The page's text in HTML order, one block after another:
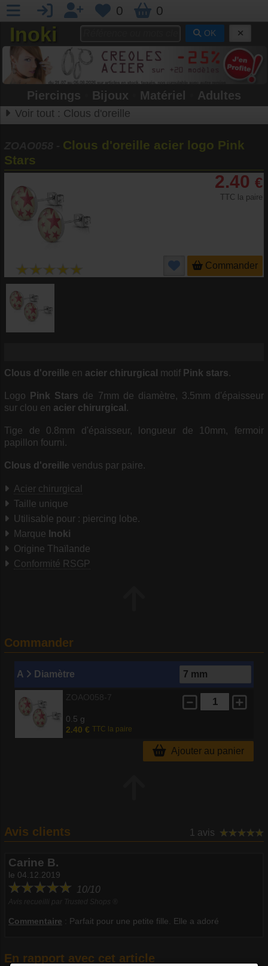
0 0
Inoki OK
Piercings Bijoux Matériel Adultes
Voir tout : Clous d'oreille
Clous d'oreille acier logo Pink
Stars
2.40 €
TTC la paire
Commander
Clous d'oreille en acier chirurgical motif Pink stars.
Logo Pink Stars de 7mm de diamètre, 3.5mm d'épaisseur
sur clou en acier chirurgical .
Tige de 0.8mm d'épaisseur, longueur de 10mm, fermoir
papillon fourni.
Clous d'oreille vendus par paire.
Acier chirurgical
Taille unique
Utilisable pour : piercing lobe.
Marque Inoki
Origine Thaïlande
Conformité RSGP
Commander
A Diamètre
0.5 g
2.40 € TTC la paire
Ajouter au panier
Avis clients 1 avis
Carine B.
le 04.12.2019
10/10
Commentaire : Parfait pour une petite fille. Elle a adoré
En rapport avec cet article